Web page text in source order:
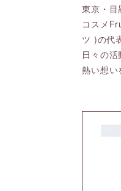
東京・目
コスメ
ツ )の代
日々の
熱い想い